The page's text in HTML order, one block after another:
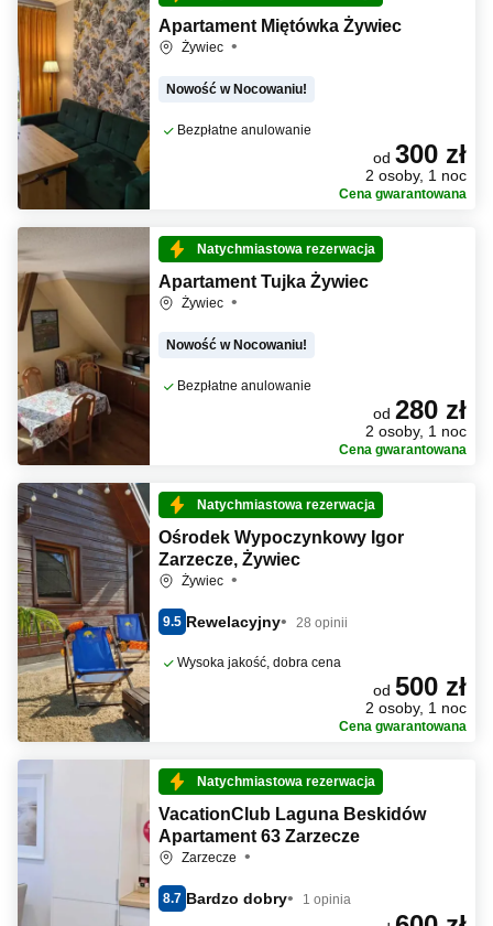
Apartament Miętówka Żywiec
Żywiec
Nowość w Nocowaniu!
Bezpłatne anulowanie
od 300 zł
2 osoby, 1 noc
Cena gwarantowana
Natychmiastowa rezerwacja
Apartament Tujka Żywiec
Żywiec
Nowość w Nocowaniu!
Bezpłatne anulowanie
od 280 zł
2 osoby, 1 noc
Cena gwarantowana
Natychmiastowa rezerwacja
Ośrodek Wypoczynkowy Igor
Zarzecze, Żywiec
Żywiec
9.5 Rewelacyjny 28 opinii
Wysoka jakość, dobra cena
od 500 zł
2 osoby, 1 noc
Cena gwarantowana
Natychmiastowa rezerwacja
VacationClub Laguna Beskidów
Apartament 63 Zarzecze
Zarzecze
8.7 Bardzo dobry 1 opinia